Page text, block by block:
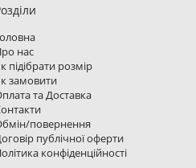
нас
підібрати розмір
замовити
та Доставка
повернення
публічної оферти
конфіденційності